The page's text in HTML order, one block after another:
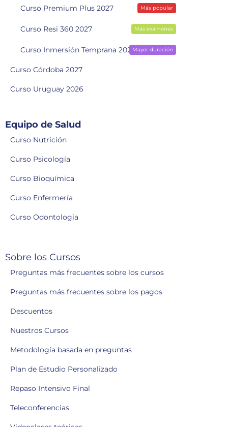
Curso Premium Plus 2027 Más popular
Curso Resi 360 2027 Más exámenes
Curso Inmersión Temprana 2028Mayor duración
Curso Córdoba 2027
Curso Uruguay 2026
Equipo de Salud
Curso Nutrición
Curso Psicología
Curso Bioquímica
Curso Enfermería
Curso Odontología
Sobre los Cursos
Preguntas más frecuentes sobre los cursos
Preguntas más frecuentes sobre los pagos
Descuentos
Nuestros Cursos
Metodología basada en preguntas
Plan de Estudio Personalizado
Repaso Intensivo Final
Teleconferencias